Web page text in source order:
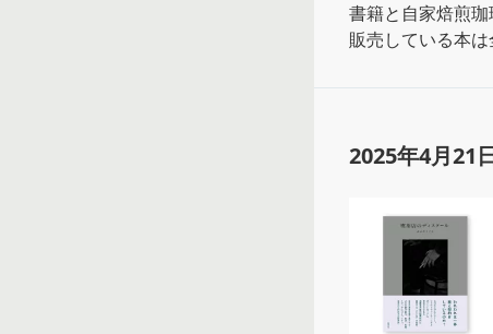
書籍と自家焙煎珈
販売している本
2025年4月21